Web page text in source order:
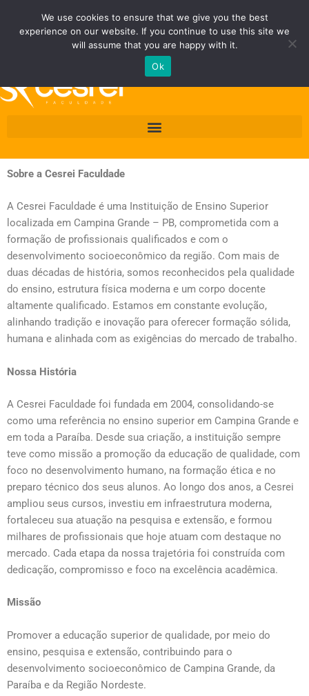
Fale Conosco Área do Área do Aluno/Professor
Quero ser Cesrei
Sobre a Cesrei Faculdade
A Cesrei Faculdade é uma Instituição de Ensino Superior
localizada em Campina Grande – PB, comprometida com a
formação de profissionais qualificados e com o
desenvolvimento socioeconômico da região. Com mais de
duas décadas de história, somos reconhecidos pela qualidade
do ensino, estrutura física moderna e um corpo docente
altamente qualificado. Estamos em constante evolução,
alinhando tradição e inovação para oferecer formação sólida,
humana e alinhada com as exigências do mercado de trabalho.
Nossa História
A Cesrei Faculdade foi fundada em 2004, consolidando-se
como uma referência no ensino superior em Campina Grande e
em toda a Paraíba. Desde sua criação, a instituição sempre
teve como missão a promoção da educação de qualidade, com
foco no desenvolvimento humano, na formação ética e no
preparo técnico dos seus alunos. Ao longo dos anos, a Cesrei
ampliou seus cursos, investiu em infraestrutura moderna,
fortaleceu sua atuação na pesquisa e extensão, e formou
milhares de profissionais que hoje atuam com destaque no
mercado. Cada etapa da nossa trajetória foi construída com
dedicação, compromisso e foco na excelência acadêmica.
Missão
Promover a educação superior de qualidade, por meio do
ensino, pesquisa e extensão, contribuindo para o
desenvolvimento socioeconômico de Campina Grande, da
Paraíba e da Região Nordeste.
We use cookies to ensure that we give you the best
experience on our website. If you continue to use this site we
will assume that you are happy with it.
Ok